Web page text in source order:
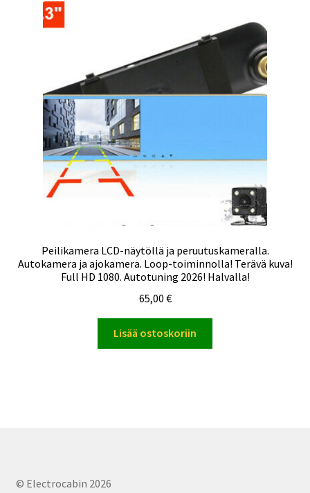
Peilikamera LCD-näytöllä ja peruutuskameralla.
Autokamera ja ajokamera. Loop-toiminnolla! Terävä kuva!
Full HD 1080. Autotuning 2026! Halvalla!
65,00 €
Lisää ostoskoriin
© Electrocabin 2026